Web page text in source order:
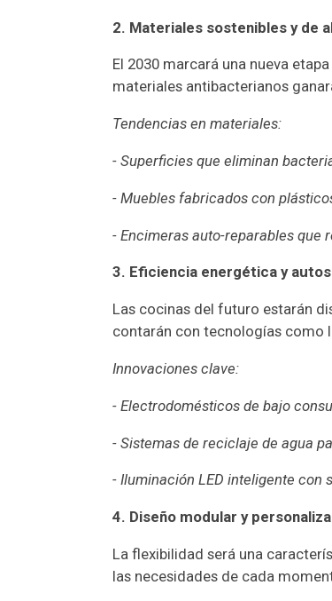
2. Materiales sostenibles y de
El 2030 marcará una nueva
materiales antibacterianos
Tendencias en materiales:
- Superficies que eliminan
- Muebles fabricados con
- Encimeras auto-reparables que
3. Eficiencia energética y
Las cocinas del futuro estarán
contarán con tecnologías como
Innovaciones clave:
- Electrodomésticos de bajo
- Sistemas de reciclaje de agua
- Iluminación LED inteligente con
4. Diseño modular y
La flexibilidad será una
las necesidades de cada